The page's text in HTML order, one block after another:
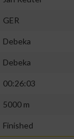
GER
Debeka
Debeka
00:26:03
5000 m
Finished